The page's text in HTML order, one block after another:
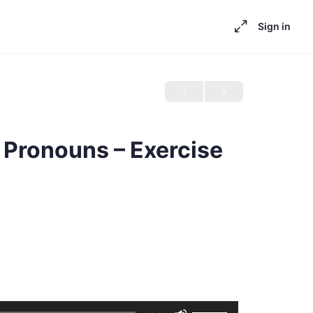
Sign in
– Exercise
Use